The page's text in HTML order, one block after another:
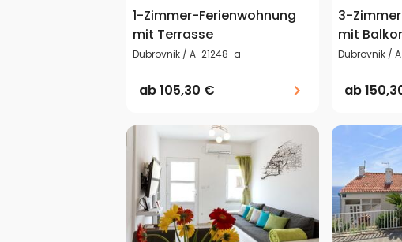
1-Zimmer-Ferienwohnung
mit Terrasse
Dubrovnik / A-21248-a
ab105,30 €
3-
mit
Dubrovnik /
ab